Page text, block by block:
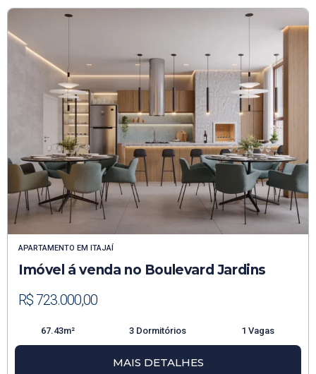
APARTAMENTO EM ITAJAÍ
Imóvel á venda no Boulevard Jardins
R$ 723.000,00
67.43m² 3 Dormitórios 1 Vagas
MAIS DETALHES